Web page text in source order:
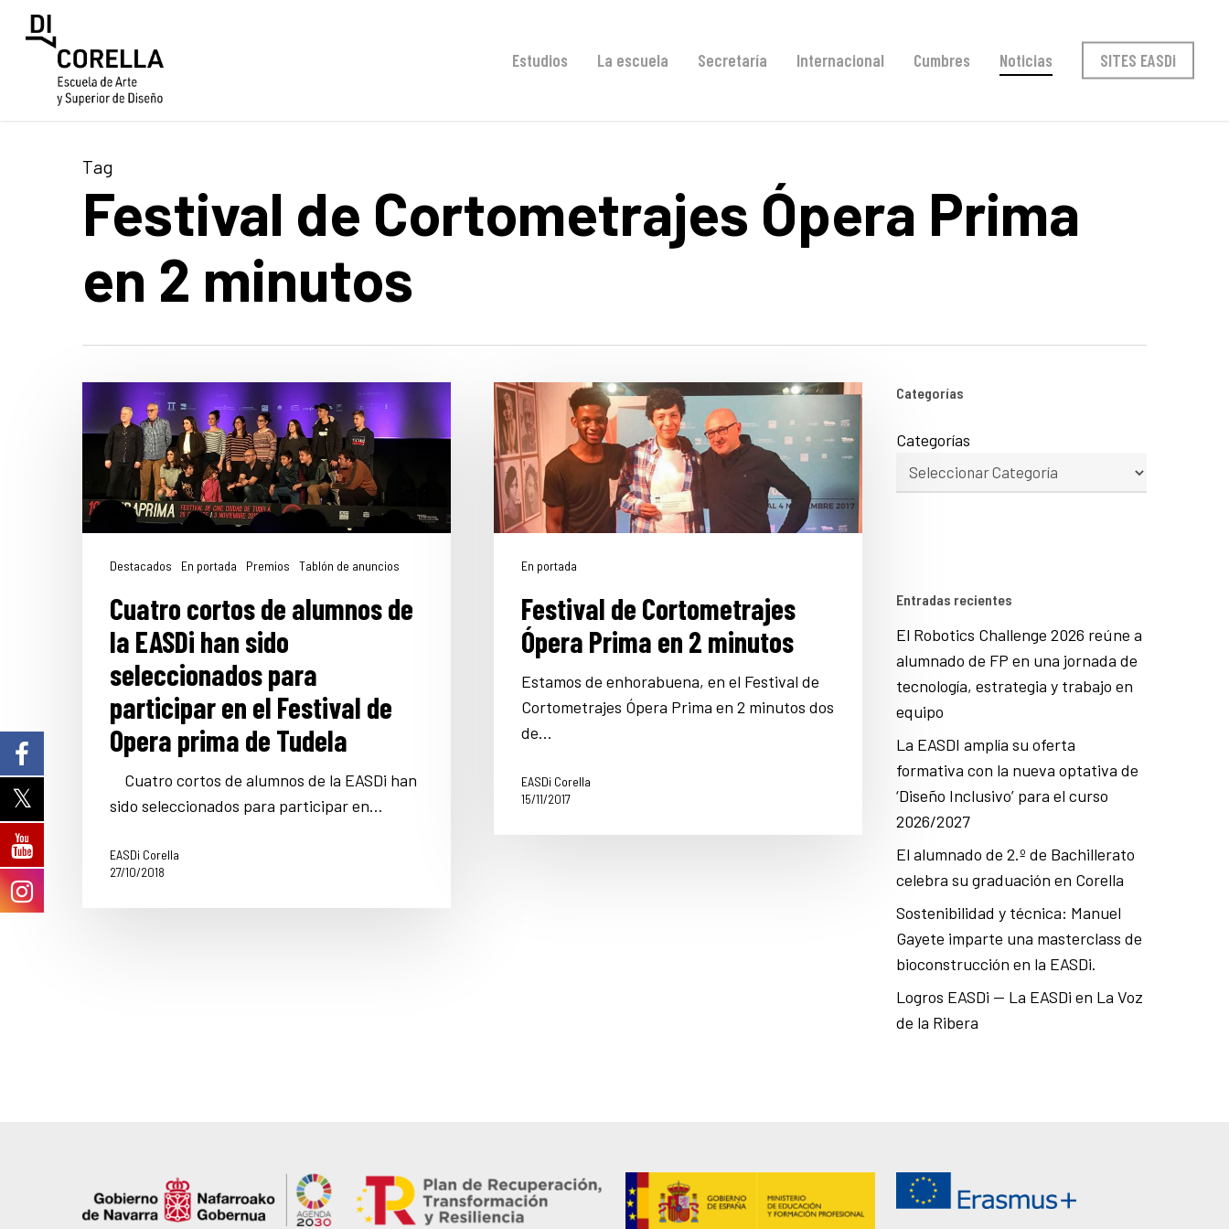
Estudios La escuela Secretaría Internacional Cumbres Noticias SITES EASDi
Tag
Festival de Cortometrajes Ópera Prima
en 2 minutos
Destacados En portada Premios Tablón de anuncios
Cuatro cortos de alumnos de
la EASDi han sido
seleccionados para
participar en el Festival de
Opera prima de Tudela
Cuatro cortos de alumnos de la EASDi han
sido seleccionados para participar en…
EASDi Corella
27/10/2018
En portada
Festival de Cortometrajes
Ópera Prima en 2 minutos
Estamos de enhorabuena, en el Festival de
Cortometrajes Ópera Prima en 2 minutos dos
de…
EASDi Corella
15/11/2017
Categorías
Categorías
Entradas recientes
El Robotics Challenge 2026 reúne a
alumnado de FP en una jornada de
tecnología, estrategia y trabajo en
equipo
La EASDI amplía su oferta
formativa con la nueva optativa de
‘Diseño Inclusivo’ para el curso
2026/2027
El alumnado de 2.º de Bachillerato
celebra su graduación en Corella
Sostenibilidad y técnica: Manuel
Gayete imparte una masterclass de
bioconstrucción en la EASDi.
Logros EASDi — La EASDi en La Voz
de la Ribera